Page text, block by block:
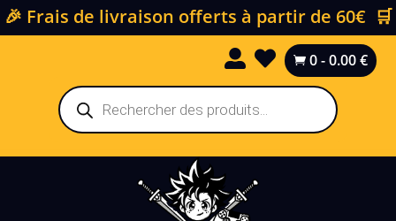
🎉 Frais de livraison offerts à partir de 60€ 🛒
   0-0.00€
Recherche
de
produits